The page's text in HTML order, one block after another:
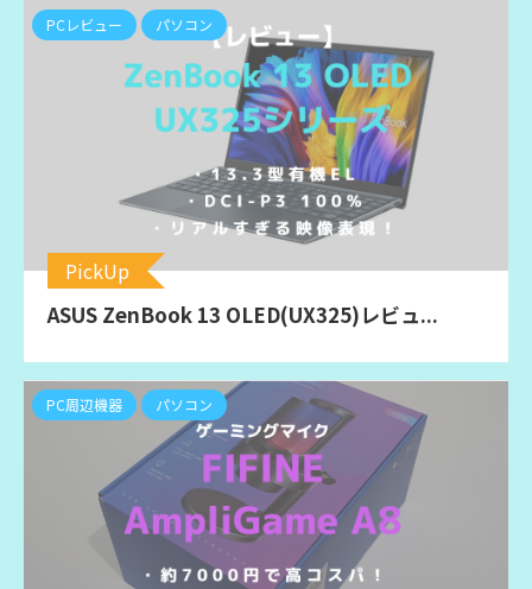
PCレビュー パソコン
PickUp
ASUS ZenBook 13 OLED(UX325)レビュ...
PC周辺機器 パソコン